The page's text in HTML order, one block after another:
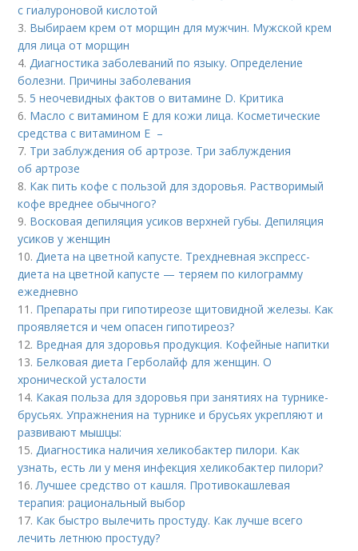
с гиалуроновой кислотой
3. Выбираем крем от морщин для мужчин. Мужской крем
для лица от морщин
4.Диагностика заболеваний по языку. Определение
болезни. Причины заболевания
5. 5 неочевидных фактов о витамине D. Критика
6. Масло с витамином Е для кожи лица. Косметические
средства с витамином Е –
7. Три заблуждения об артрозе. Три заблуждения
об артрозе
8. Как пить кофе с пользой для здоровья. Растворимый
кофе вреднее обычного?
9. Восковая депиляция усиков верхней губы. Депиляция
усиков у женщин
10.Диета на цветной капусте. Трехдневная экспресс-
диета на цветной капусте — теряем по килограмму
ежедневно
11. Препараты при гипотиреозе щитовидной железы. Как
проявляется и чем опасен гипотиреоз?
12. Вредная для здоровья продукция. Кофейные напитки
13. Белковая диета Герболайф для женщин. О
хронической усталости
14. Какая польза для здоровья при занятиях на турнике-
брусьях. Упражнения на турнике и брусьях укрепляют и
развивают мышцы:
15.Диагностика наличия хеликобактер пилори. Как
узнать, есть ли у меня инфекция хеликобактер пилори?
16.Лучшее средство от кашля. Противокашлевая
терапия: рациональный выбор
17. Как быстро вылечить простуду. Как лучше всего
лечить летнюю простуду?